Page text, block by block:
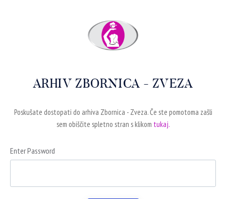
ARHIV ZBORNICA - ZVEZA
Poskušate dostopati do arhiva Zbornica - Zveza. Če ste pomotoma zašli
sem obiščite spletno stran s klikom tukaj.
Enter Password